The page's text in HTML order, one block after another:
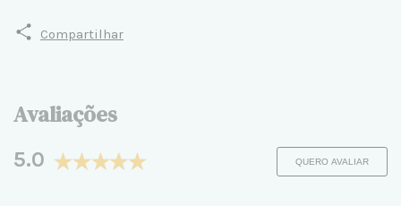
Compartilhar
Avaliações
5.0 QUERO AVALIAR